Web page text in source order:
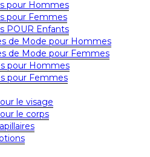
pour Hommes
pour Femmes
POUR Enfants
de Mode pour Hommes
de Mode pour Femmes
pour Hommes
pour Femmes
le visage
le corps